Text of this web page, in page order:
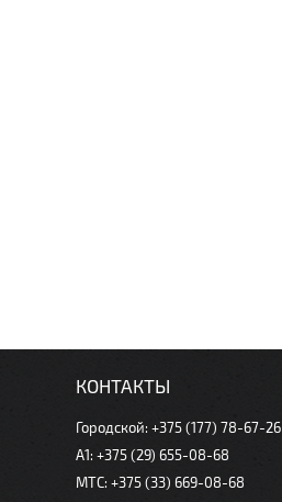
КОНТАКТЫ
Городской: +375 (177) 78-67-26
А1: +375 (29) 655-08-68
МТС: +375 (33) 669-08-68